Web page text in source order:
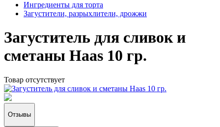
Ингредиенты для торта
Загустители, разрыхлители, дрожжи
Загуститель для сливок и
сметаны Haas 10 гр.
Товар отсутствует
Отзывы